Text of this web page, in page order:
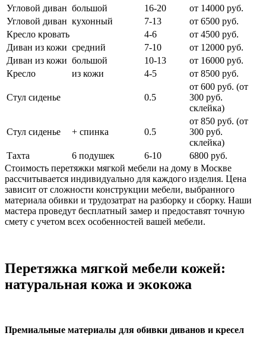
Угловой диван большой 16-20
от 14000 руб.
Угловой диван кухонный 7-13
от 6500 руб.
Кресло кровать
4-6
от 4500 руб.
Диван из кожи средний 7-10
от 12000 руб.
Диван из кожи большой 10-13
от 16000 руб.
Кресло
из кожи 4-5 от 8500 руб.
Стул сиденье 0.5
от 600 руб. (от
300 руб.
cклейка)
Стул сиденье + спинка 0.5
от 850 руб. (от
300 руб.
склейка)
Тахта
6 подушек 6-10
6800 руб.
Стоимость перетяжки мягкой мебели на дому в Москве
рассчитывается индивидуально для каждого изделия. Цена
зависит от сложности конструкции мебели, выбранного
материала обивки и трудозатрат на разборку и сборку. Наши
мастера проведут бесплатный замер и предоставят точную
смету с учетом всех особенностей вашей мебели.
Перетяжка мягкой мебели кожей:
натуральная кожа и экокожа
Премиальные материалы для обивки диванов и кресел